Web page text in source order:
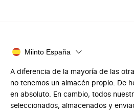
Miinto España
A diferencia de la mayoría de las
no tenemos un almacén propio. De
en absoluto. En cambio, todos
seleccionados, almacenados y